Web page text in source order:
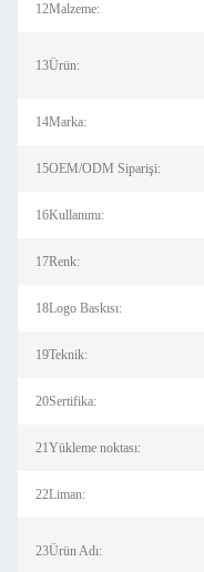
12Malzeme:
13Ürün:
14Marka:
15OEM/ODM Siparişi:
16Kullanımı:
17Renk:
18Logo Baskısı:
19Teknik:
20Sertifika:
21Yükleme noktası:
22Liman:
23Ürün Adı: